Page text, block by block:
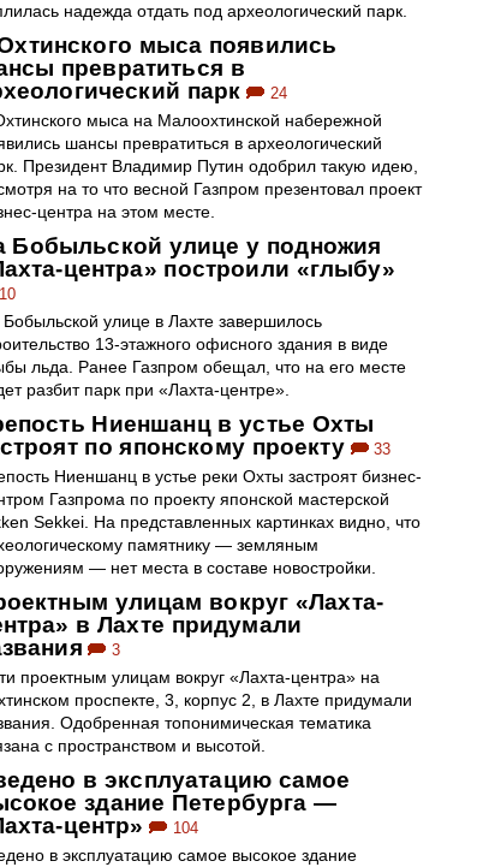
надежда отдать под археологический парк.
мыса появились
превратиться в
парк
24
мыса на Малоохтинской набережной
шансы превратиться в археологический
Президент Владимир Путин одобрил такую идею,
на то что весной Газпром презентовал проект
центра на этом месте.
Бобыльской улице у подножия
центра» построили «глыбу»
10
улице в Лахте завершилось
13-этажного офисного здания в виде
льда. Ранее Газпром обещал, что на его месте
разбит парк при «Лахта-центре».
Ниеншанц в устье Охты
по японскому проекту
33
Ниеншанц в устье реки Охты застроят бизнес-
Газпрома по проекту японской мастерской
Sekkei. На представленных картинках видно, что
памятнику — земляным
— нет места в составе новостройки.
улицам вокруг «Лахта-
в Лахте придумали
3
проектным улицам вокруг «Лахта-центра» на
проспекте, 3, корпус 2, в Лахте придумали
Одобренная топонимическая тематика
с пространством и высотой.
в эксплуатацию самое
здание Петербурга —
центр»
104
в эксплуатацию самое высокое здание